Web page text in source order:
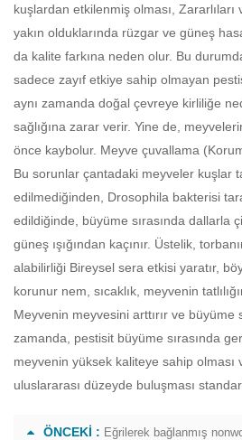
kuşlardan etkilenmiş olması, Zararlıları
yakın olduklarında rüzgar ve güneş
da kalite farkına neden olur. Bu
sadece zayıf etkiye sahip olmayan
aynı zamanda doğal çevreye kirliliğe
sağlığına zarar verir. Yine de,
önce kaybolur. Meyve çuvallama (
Bu sorunlar çantadaki meyveler kuşlar
edilmediğinden, Drosophila bakterisi
edildiğinde, büyüme sırasında dallarla
güneş ışığından kaçınır. Üstelik,
alabilirliği Bireysel sera etkisi yaratır,
korunur nem, sıcaklık, meyvenin
Meyvenin meyvesini arttırır ve büyüme
zamanda, pestisit büyüme sırasında
meyvenin yüksek kaliteye sahip olması
uluslararası düzeyde buluşması
ÖNCEKI : Eğrilerek bağlanmış